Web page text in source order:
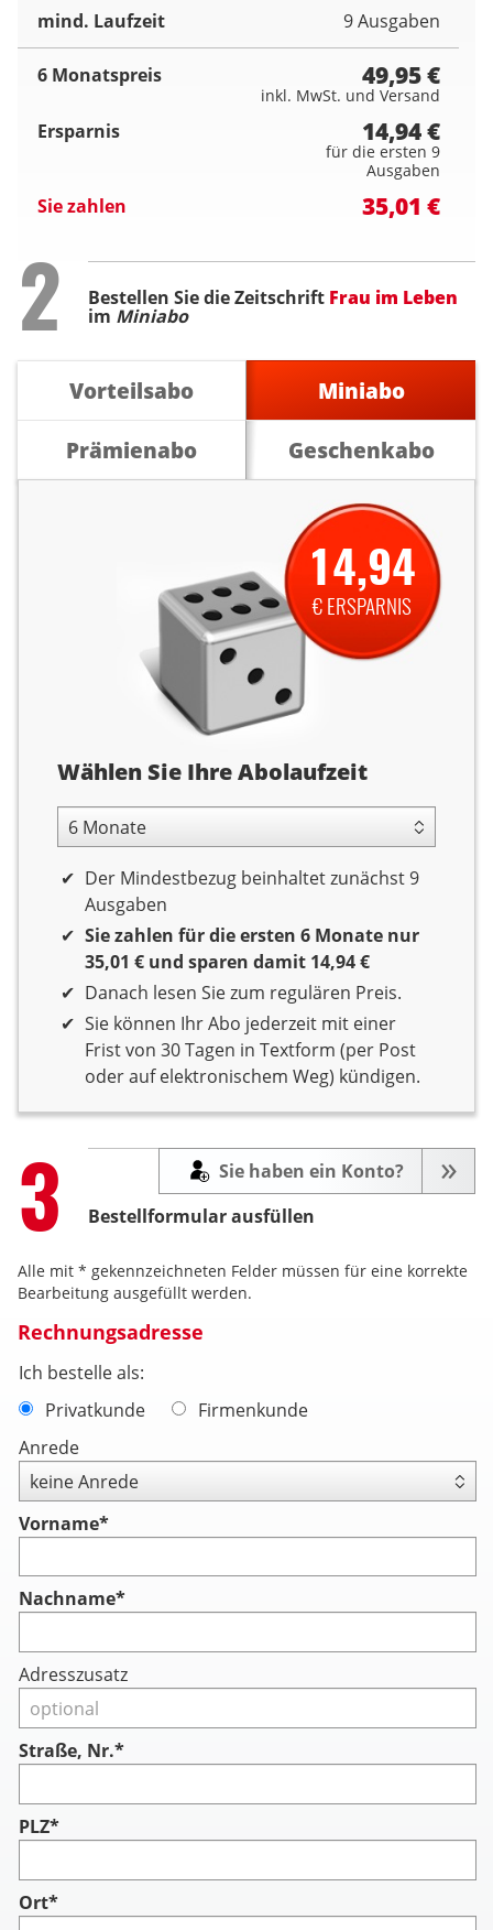
mind. Laufzeit
9 Ausgaben
6 Monatspreis 49,95 €
inkl. MwSt. und Versand
Ersparnis 14,94 €
für die ersten 9
Ausgaben
Sie zahlen 35,01 €
Step
2 Bestellen Sie die Zeitschrift Frau im Leben
im Miniabo
Vorteilsabo
Miniabo
Prämienabo
Geschenkabo
Abolaufzeit
Wählen Sie Ihre Abolaufzeit
6 Monate Laufzeit
Der Mindestbezug beinhaltet zunächst 9
Ausgaben
Sie zahlen für die ersten 6 Monate nur
35,01 € und sparen damit 14,94 €
Danach lesen Sie zum regulären Preis.
Sie können Ihr Abo jederzeit mit einer
Frist von 30 Tagen in Textform (per Post
oder auf elektronischem Weg) kündigen.
14,94
€ ERSPARNIS
Step
3 Bestellformular ausfüllen
Sie haben ein Konto?
Alle mit * gekennzeichneten Felder müssen für eine korrekte
Bearbeitung ausgefüllt werden.
Rechnungsadresse
Ich bestelle als:
Privatkunde
Firmenkunde
Anrede
Vorname*
Nachname*
Adresszusatz
Straße, Nr.*
PLZ*
Ort*